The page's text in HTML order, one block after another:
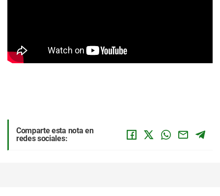
Comparte esta nota en
redes sociales: